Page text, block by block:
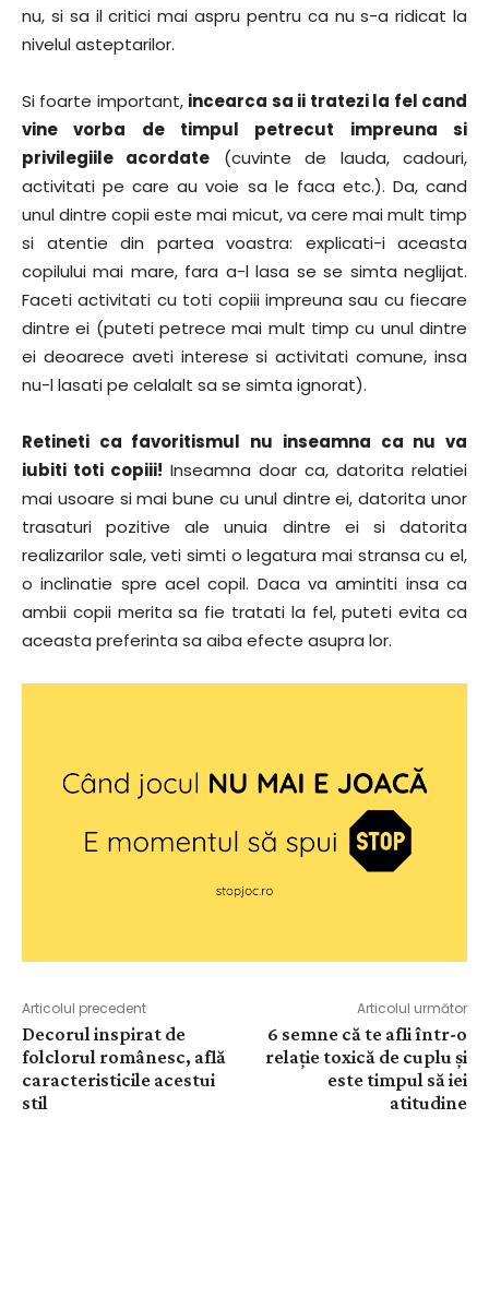
nu, si sa il critici mai aspru pentru ca nu s-a ridicat la
nivelul asteptarilor.
Si foarte important, incearca sa ii tratezi la fel cand
vine vorba de timpul petrecut impreuna si
privilegiile acordate (cuvinte de lauda, cadouri,
activitati pe care au voie sa le faca etc.). Da, cand
unul dintre copii este mai micut, va cere mai mult timp
si atentie din partea voastra: explicati-i aceasta
copilului mai mare, fara a-l lasa se se simta neglijat.
Faceti activitati cu toti copiii impreuna sau cu fiecare
dintre ei (puteti petrece mai mult timp cu unul dintre
ei deoarece aveti interese si activitati comune, insa
nu-l lasati pe celalalt sa se simta ignorat).
Retineti ca favoritismul nu inseamna ca nu va
iubiti toti copiii! Inseamna doar ca, datorita relatiei
mai usoare si mai bune cu unul dintre ei, datorita unor
trasaturi pozitive ale unuia dintre ei si datorita
realizarilor sale, veti simti o legatura mai stransa cu el,
o inclinatie spre acel copil. Daca va amintiti insa ca
ambii copii merita sa fie tratati la fel, puteti evita ca
aceasta preferinta sa aiba efecte asupra lor.
Articolul precedent
Decorul inspirat de
folclorul românesc, află
caracteristicile acestui
stil
Articolul următor
6 semne că te afli într-o
relație toxică de cuplu și
este timpul să iei
atitudine